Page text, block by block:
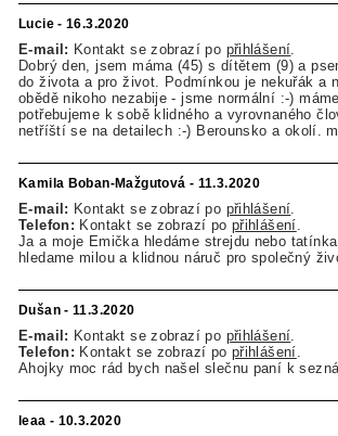
Lucie - 16.3.2020
E-mail: Kontakt se zobrazí po přihlášení
Dobrý den, jsem máma (45) s dítětem (9) a
do života a pro život. Podmínkou je nekuřák a
obědě nikoho nezabije - jsme normální :-)
potřebujeme k sobě klidného a vyrovnaného
netříští se na detailech :-) Berounsko a okolí.
Kamila Boban-Mažgutová - 11.3.2020
E-mail: Kontakt se zobrazí po přihlášení
Telefon: Kontakt se zobrazí po přihlášení
Ja a moje Emička hledáme strejdu nebo
hledame milou a klidnou náruč pro společný
Dušan - 11.3.2020
E-mail: Kontakt se zobrazí po přihlášení
Telefon: Kontakt se zobrazí po přihlášení
Ahojky moc rád bych našel slečnu paní k
leaa - 10.3.2020